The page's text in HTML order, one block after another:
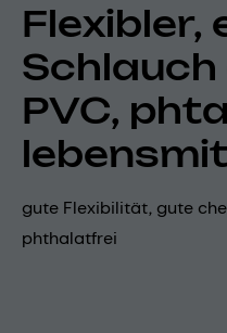
Flexibler,
PVC,
gute Flexibilität, gute
phthalatfrei